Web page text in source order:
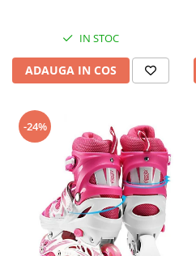
IN STOC
ADAUGA IN COS
-24%